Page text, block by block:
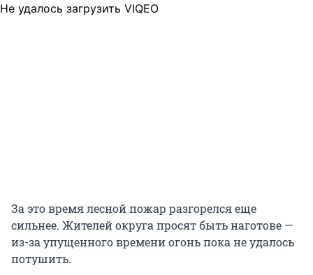
Не удалось загрузить VIQEO
За это время лесной пожар разгорелся еще
сильнее. Жителей округа просят быть наготове —
из-за упущенного времени огонь пока не удалось
потушить.